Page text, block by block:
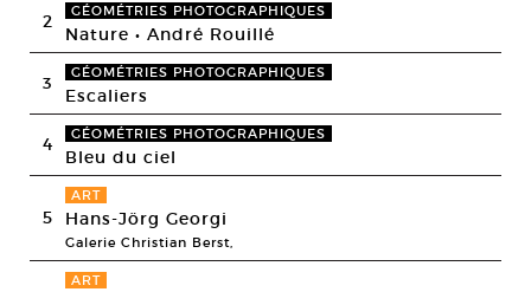
2 GÉOMÉTRIES PHOTOGRAPHIQUES
Nature • André Rouillé
3 GÉOMÉTRIES PHOTOGRAPHIQUES
Escaliers
4 GÉOMÉTRIES PHOTOGRAPHIQUES
Bleu du ciel
5
ART
Hans-Jörg Georgi
Galerie Christian Berst,
ART